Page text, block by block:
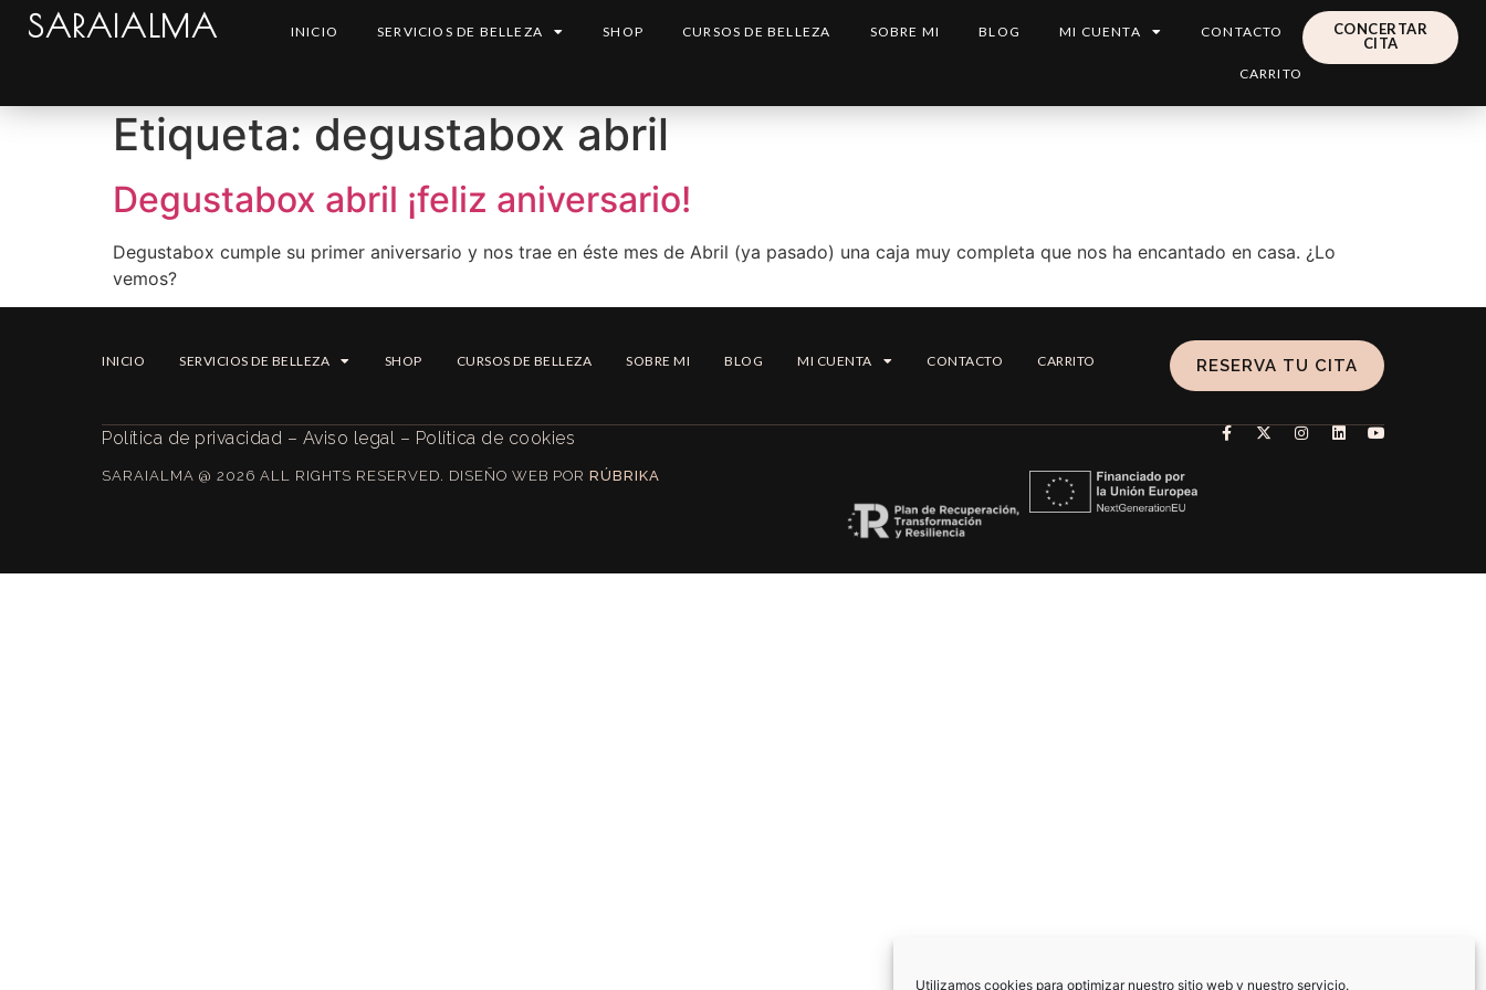
Utilizamos cookies para optimizar nuestro sitio web y nuestro servicio.
SARAIALMA INICIO SERVICIOS DE BELLEZA SHOP CURSOS DE BELLEZA SOBRE MI BLOG MI CUENTA CONTACTO
CARRITO
CONCERTAR
CITA
Etiqueta: degustabox abril
Degustabox abril ¡feliz aniversario!
Degustabox cumple su primer aniversario y nos trae en éste mes de Abril (ya pasado) una caja muy completa que nos ha encantado en casa. ¿Lo
vemos?
INICIO SERVICIOS DE BELLEZA SHOP CURSOS DE BELLEZA SOBRE MI BLOG MI CUENTA CONTACTO CARRITO RESERVA TU CITA
Política de privacidad – Aviso legal – Política de cookies
SARAIALMA @ 2026 ALL RIGHTS RESERVED. DISEÑO WEB POR RÚBRIKA